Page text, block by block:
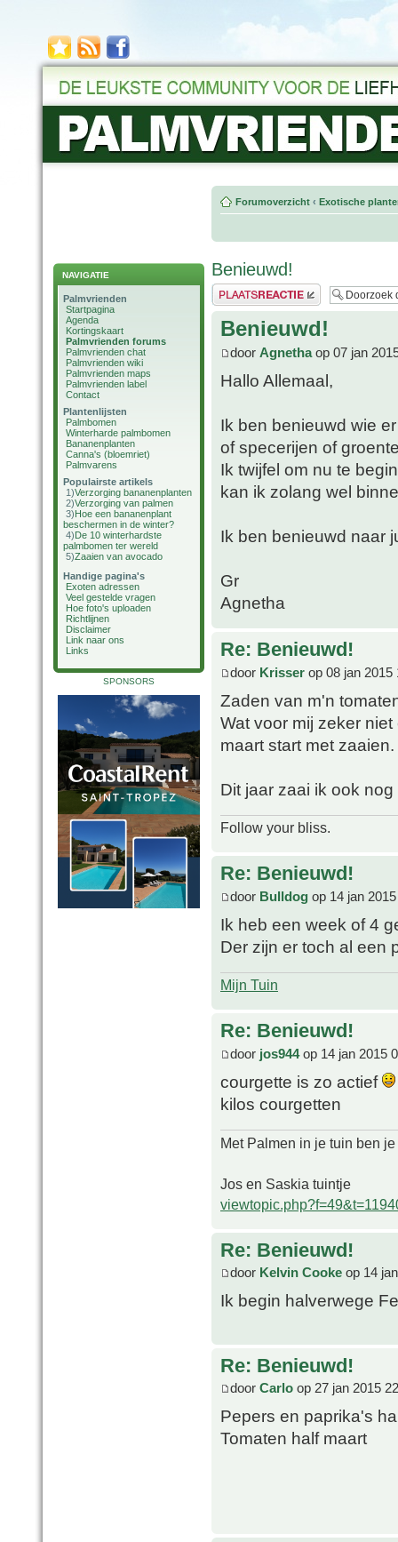
NAVIGATIE
Palmvrienden
Startpagina
Agenda
Kortingskaart
Palmvrienden forums
Palmvrienden chat
Palmvrienden wiki
Palmvrienden maps
Palmvrienden label
Contact
Plantenlijsten
Palmbomen
Winterharde palmbomen
Bananenplanten
Canna's (bloemriet)
Palmvarens
Populairste artikels
1)Verzorging bananenplanten
2)Verzorging van palmen
3)Hoe een bananenplant
beschermen in de winter?
4)De 10 winterhardste
palmbomen ter wereld
5)Zaaien van avocado
Handige pagina's
Exoten adressen
Veel gestelde vragen
Hoe foto's uploaden
Richtlijnen
Disclaimer
Link naar ons
Links
SPONSORS
Forumoverzicht ‹ Exotische
Benieuwd!
Plaats een reactie
Benieuwd!
door Agnethaop 07 jan
Hallo Allemaal,
Ik ben benieuwd wie
of specerijen of
Ik twijfel om nu te
kan ik zolang wel
Ik ben benieuwd naar
Gr
Agnetha
Re: Benieuwd!
door Krisser op 08 jan 2015
Zaden van m'n
Wat voor mij zeker
maart start met zaaien.
Dit jaar zaai ik ook
Follow your bliss.
Re: Benieuwd!
door Bulldog op 14 jan
Ik heb een week of 4
Der zijn er toch al een
Mijn Tuin
Re: Benieuwd!
door jos944op 14 jan 2015
courgette is zo actief
kilos courgetten
Met Palmen in je tuin ben
Jos en Saskia tuintje
Re: Benieuwd!
door Kelvin Cooke op 14
Ik begin halverwege
Re: Benieuwd!
door Carlo op 27 jan 2015
Pepers en paprika's
Tomaten half maart